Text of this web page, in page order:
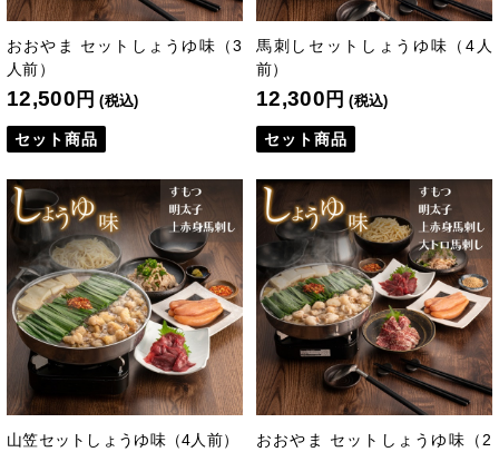
おおやま セットしょうゆ味（3
人前）
12,500 円 (税込)
セット商品
馬刺しセットしょうゆ味（4人
前）
12,300 円 (税込)
セット商品
山笠セットしょうゆ味（4人前）
おおやま セットしょうゆ味（2